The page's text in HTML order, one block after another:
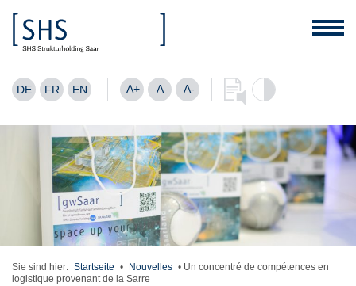
DE FR EN A+ A A-
Sie sind hier: Startseite • Nouvelles • Un concentré de compétences en
logistique provenant de la Sarre